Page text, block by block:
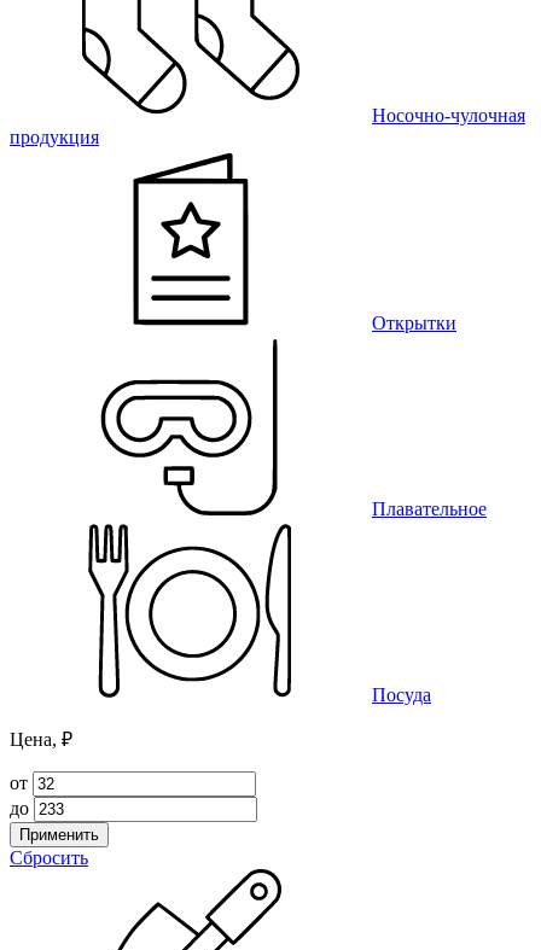
Носочно-чулочная
продукция
Открытки
Плавательное
Посуда
Цена, ₽
от
до
Применить
Сбросить